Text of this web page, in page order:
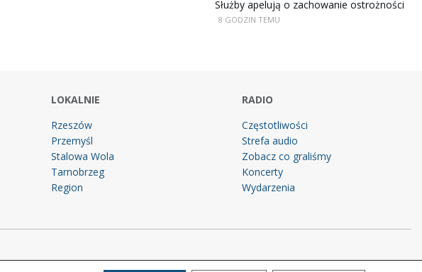
Służby apelują o zachowanie ostrożności
8 GODZIN TEMU
LOKALNIE
Rzeszów
Przemyśl
Stalowa Wola
Tarnobrzeg
Region
RADIO
Częstotliwości
Strefa audio
Zobacz co graliśmy
Koncerty
Wydarzenia